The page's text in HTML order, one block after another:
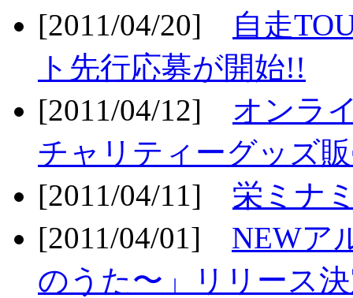
[2011/04/20]
自走
ト先行応募が開始!!
[2011/04/12] オンラ
チャリティーグッズ
[2011/04/11] 栄ミナ
[2011/04/01] NEWア
のうた〜」リリース